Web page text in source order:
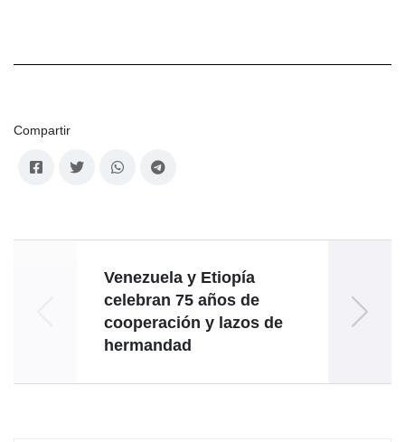
Compartir
Venezuela y Etiopía
celebran 75 años de
cooperación y lazos de
hermandad